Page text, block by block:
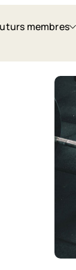
membres